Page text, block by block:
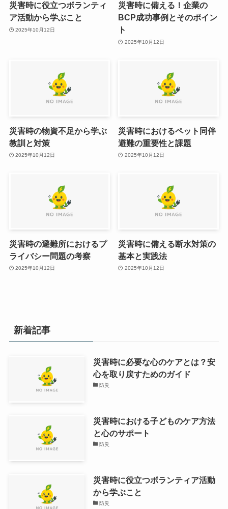
災害時に役立つボランティ
ア活動から学ぶこと
2025年10月12日
災害時に備える！企業の
BCP成功事例とそのポイン
ト
2025年10月12日
災害時の物資不足から学ぶ
教訓と対策
2025年10月12日
災害時におけるペット同伴
避難の重要性と課題
2025年10月12日
災害時の避難所におけるプ
ライバシー問題の考察
2025年10月12日
災害時に備える断水対策の
基本と実践法
2025年10月12日
新着記事
災害時に必要な心のケアとは？安
心を取り戻すためのガイド
防災
災害時における子どものケア方法
と心のサポート
防災
災害時に役立つボランティア活動
から学ぶこと
防災